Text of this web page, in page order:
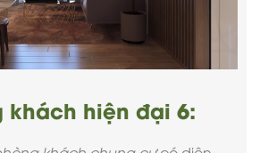
khách hiện đại 6: